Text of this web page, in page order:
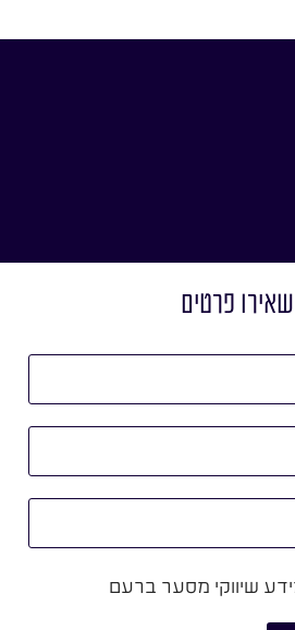
פרטים
שיווקי מסער ברעם